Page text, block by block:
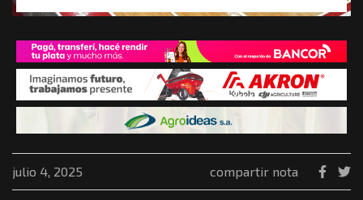
julio 4, 2025 compartir nota